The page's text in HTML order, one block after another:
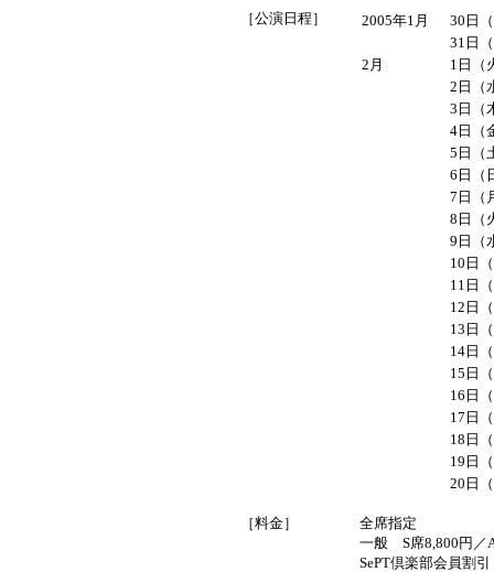
［公演日程］ 2005年1月
30日
31日
2月
1日（
2日（
3日（
4日（
5日（
6日（
7日（
8日（
9日（
10日
11日
12日
13日
14日
15日
16日
17日
18日
19日
20日
［料金］
全席指定
一般 S席8,800円／
SePT倶楽部会員割